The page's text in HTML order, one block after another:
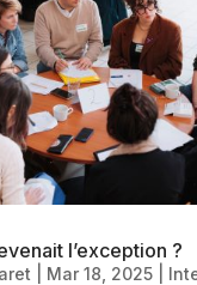
l’exception ?
Mar 18, 2025|